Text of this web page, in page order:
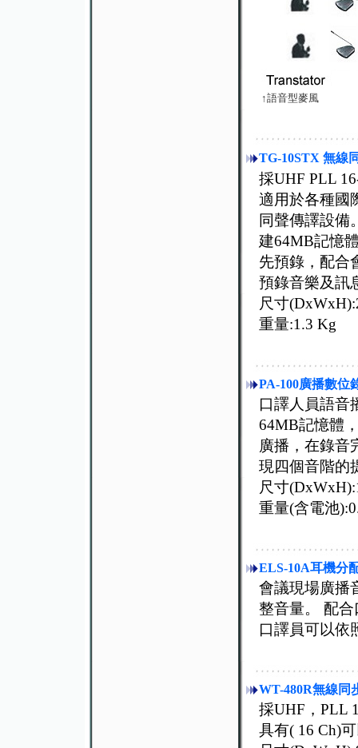
↑語音型麥風
TG-10STX 無線
採UHF PLL
適用於各種國
同聲傳譯設備
建64MB記憶
先預錄，配合
預錄音樂及訊
尺寸
重量:1.3 Kg
PA-100廣播數位
口譯人員語音
64MB記憶體
廣播，在錄音
現四個音階的
尺寸
重量(含電池
ELS-10A耳機分
會議現場廣播
整音量。 配
口譯員可以依
WT-480R無線同
採UHF，PLL
具有( 16 Ch)